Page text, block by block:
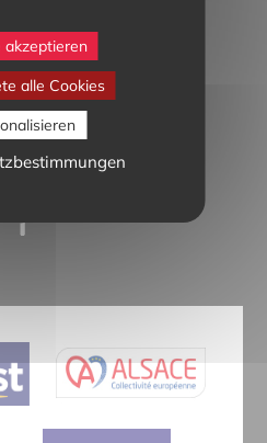
akzeptieren
alle Cookies